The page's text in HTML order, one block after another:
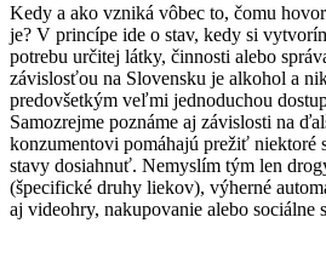
Kedy a ako vzniká vôbec to, čomu
je? V princípe ide o stav, kedy si
potrebu určitej látky, činnosti alebo
závislosťou na Slovensku je alkohol a
predovšetkým veľmi jednoduchou
Samozrejme poznáme aj závislosti na
konzumentovi pomáhajú prežiť niektoré
stavy dosiahnuť. Nemyslím tým len
(špecifické druhy liekov), výherné
aj videohry, nakupovanie alebo sociálne